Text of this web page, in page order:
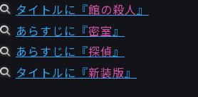
タイトルに『館の殺人』
あらすじに『密室 』
あらすじに『探偵』
タイトルに『新装版』